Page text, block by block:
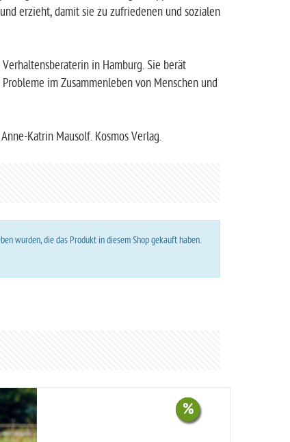
erzieht, damit sie zu zufriedenen und sozialen
in Hamburg. Sie berät
im Zusammenleben von Menschen und
Katrin Mausolf. Kosmos Verlag.
wurden, die das Produkt in diesem Shop gekauft haben.
%
%
%
%
%